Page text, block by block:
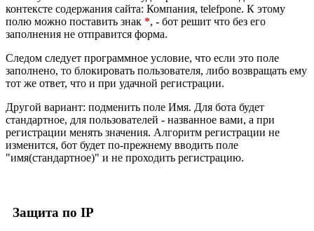
контексте содержания сайта: Компания, telefpone. К этому
полю можно поставить знак *, - бот решит что без его
заполнения не отправится форма.
Следом следует программное условие, что если это поле
заполнено, то блокировать пользователя, либо возвращать ему
тот же ответ, что и при удачной регистрации.
Другой вариант: подменить поле Имя. Для бота будет
стандартное, для пользователей - названное вами, а при
регистрации менять значения. Алгоритм регистрации не
изменится, бот будет по-прежнему вводить поле
"имя(стандартное)" и не проходить регистрацию.
Защита по IP